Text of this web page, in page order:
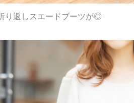
り返しスエードブーツが◎